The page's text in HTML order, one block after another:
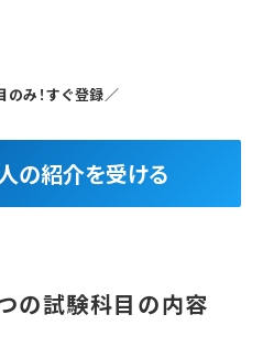
のみ！すぐ登録／
の紹介を受ける
の試験科目の内容